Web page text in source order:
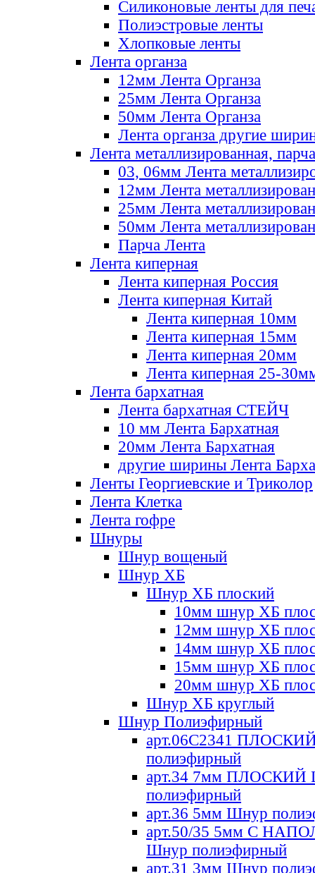
Силиконовые ленты для
Полиэстровые ленты
Хлопковые ленты
Лента органза
12мм Лента Органза
25мм Лента Органза
50мм Лента Органза
Лента органза другие
Лента металлизированная, парча
03, 06мм Лента
12мм Лента
25мм Лента
50мм Лента
Парча Лента
Лента киперная
Лента киперная Россия
Лента киперная Китай
Лента киперная 10мм
Лента киперная 15мм
Лента киперная 20мм
Лента киперная 25-
Лента бархатная
Лента бархатная СТЕЙЧ
10 мм Лента Бархатная
20мм Лента Бархатная
другие ширины Лента
Ленты Георгиевские и Триколор
Лента Клетка
Лента гофре
Шнуры
Шнур вощеный
Шнур ХБ
Шнур ХБ плоский
10мм шнур ХБ
12мм шнур ХБ
14мм шнур ХБ
15мм шнур ХБ
20мм шнур ХБ
Шнур ХБ круглый
Шнур Полиэфирный
арт.06С2341
полиэфирный
арт.34 7мм ПЛОСКИЙ
полиэфирный
арт.36 5мм Шнур
арт.50/35 5мм С
Шнур полиэфирный
арт.31 3мм Шнур